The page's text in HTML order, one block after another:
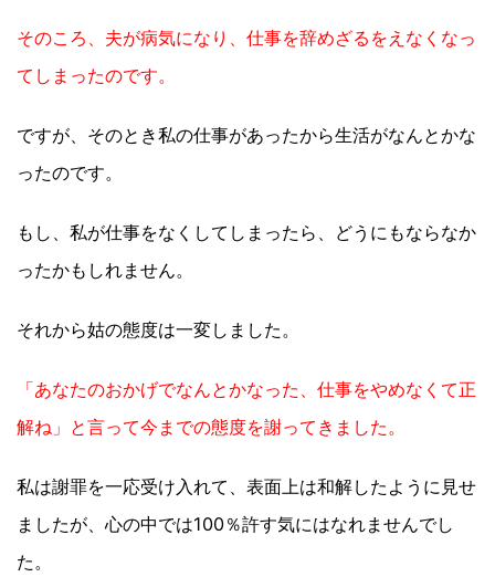
そのころ、夫が病気になり、仕事を辞めざるをえなくなっ
てしまったのです。
ですが、そのとき私の仕事があったから生活がなんとかな
ったのです。
もし、私が仕事をなくしてしまったら、どうにもならなか
ったかもしれません。
それから姑の態度は一変しました。
「あなたのおかげでなんとかなった、仕事をやめなくて正
解ね」と言って今までの態度を謝ってきました。
私は謝罪を一応受け入れて、表面上は和解したように見せ
ましたが、心の中では100％許す気にはなれませんでし
た。